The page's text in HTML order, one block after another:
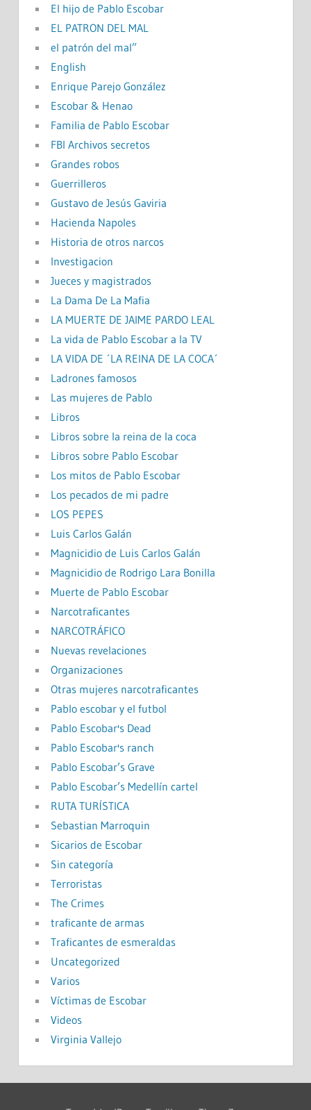
El hijo de Pablo Escobar
EL PATRON DEL MAL
el patrón del mal”
English
Enrique Parejo González
Escobar & Henao
Familia de Pablo Escobar
FBI Archivos secretos
Grandes robos
Guerrilleros
Gustavo de Jesús Gaviria
Hacienda Napoles
Historia de otros narcos
Investigacion
Jueces y magistrados
La Dama De La Mafia
LA MUERTE DE JAIME PARDO LEAL
La vida de Pablo Escobar a la TV
LA VIDA DE ´LA REINA DE LA COCA´
Ladrones famosos
Las mujeres de Pablo
Libros
Libros sobre la reina de la coca
Libros sobre Pablo Escobar
Los mitos de Pablo Escobar
Los pecados de mi padre
LOS PEPES
Luis Carlos Galán
Magnicidio de Luis Carlos Galán
Magnicidio de Rodrigo Lara Bonilla
Muerte de Pablo Escobar
Narcotraficantes
NARCOTRÁFICO
Nuevas revelaciones
Organizaciones
Otras mujeres narcotraficantes
Pablo escobar y el futbol
Pablo Escobar's Dead
Pablo Escobar's ranch
Pablo Escobar’s Grave
Pablo Escobar’s Medellín cartel
RUTA TURÍSTICA
Sebastian Marroquin
Sicarios de Escobar
Sin categoría
Terroristas
The Crimes
traficante de armas
Traficantes de esmeraldas
Uncategorized
Varios
Víctimas de Escobar
Videos
Virginia Vallejo